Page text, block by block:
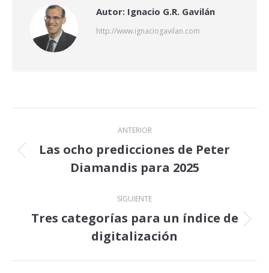
Autor: Ignacio G.R. Gavilán
http://www.ignaciogavilan.com
Navegación
entre
publicaciones
ANTERIOR
Publicación
anterior:
Las ocho predicciones de Peter
Diamandis para 2025
SIGUIENTE
Publicación
siguiente:
Tres categorías para un índice de
digitalización